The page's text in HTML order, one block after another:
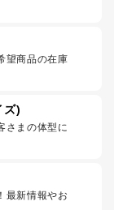
望商品の在庫
ズ)
さまの体型に
最新情報やお